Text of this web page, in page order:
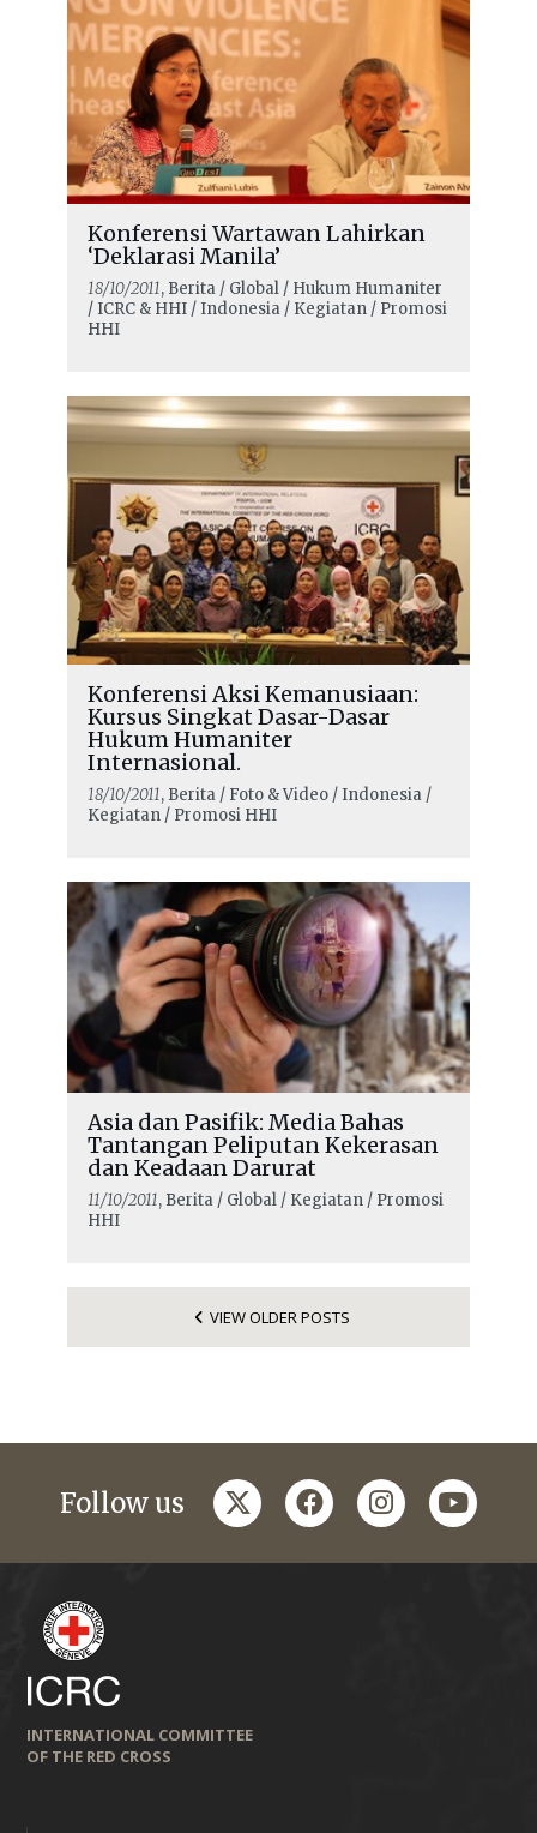
Konferensi Wartawan Lahirkan
‘Deklarasi Manila’
18/10/2011, Berita / Global / Hukum Humaniter
/ ICRC & HHI / Indonesia / Kegiatan / Promosi
HHI
Konferensi Aksi Kemanusiaan:
Kursus Singkat Dasar-Dasar
Hukum Humaniter
Internasional.
18/10/2011, Berita / Foto & Video / Indonesia /
Kegiatan / Promosi HHI
Asia dan Pasifik: Media Bahas
Tantangan Peliputan Kekerasan
dan Keadaan Darurat
11/10/2011, Berita / Global / Kegiatan / Promosi
HHI
VIEW OLDER POSTS
Follow us twitterfacebookinstagramyoutube
INTERNATIONAL COMMITTEE
OF THE RED CROSS